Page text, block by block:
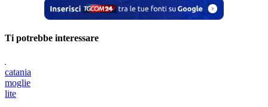
Ti potrebbe interessare
catania
moglie
lite